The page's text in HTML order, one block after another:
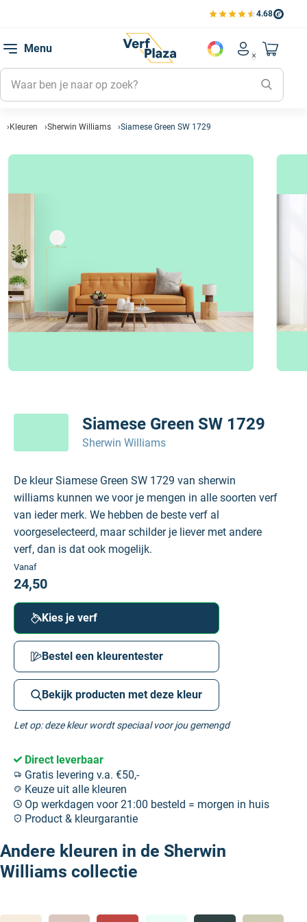
4.68
Bekijk de verfplaza
Menu
Account
Mijn
Mijn
Mijn
Naar
Kleuren Sherwin Williams Siamese Green SW 1729
Siamese Green SW 1729
Sherwin Williams
De kleur Siamese Green SW 1729 van sherwin
williams kunnen we voor je mengen in alle soorten verf
van ieder merk. We hebben de beste verf al
voorgeselecteerd, maar schilder je liever met andere
verf, dan is dat ook mogelijk.
Vanaf
24,50
Kies je verf
Bestel een kleurentester
Bekijk producten met deze kleur
Let op: deze kleur wordt speciaal voor jou gemengd
Direct leverbaar
Gratis levering v.a. €50,-
Keuze uit alle kleuren
Op werkdagen voor 21:00 besteld = morgen in huis
Product & kleurgarantie
Andere kleuren in de Sherwin
Williams collectie